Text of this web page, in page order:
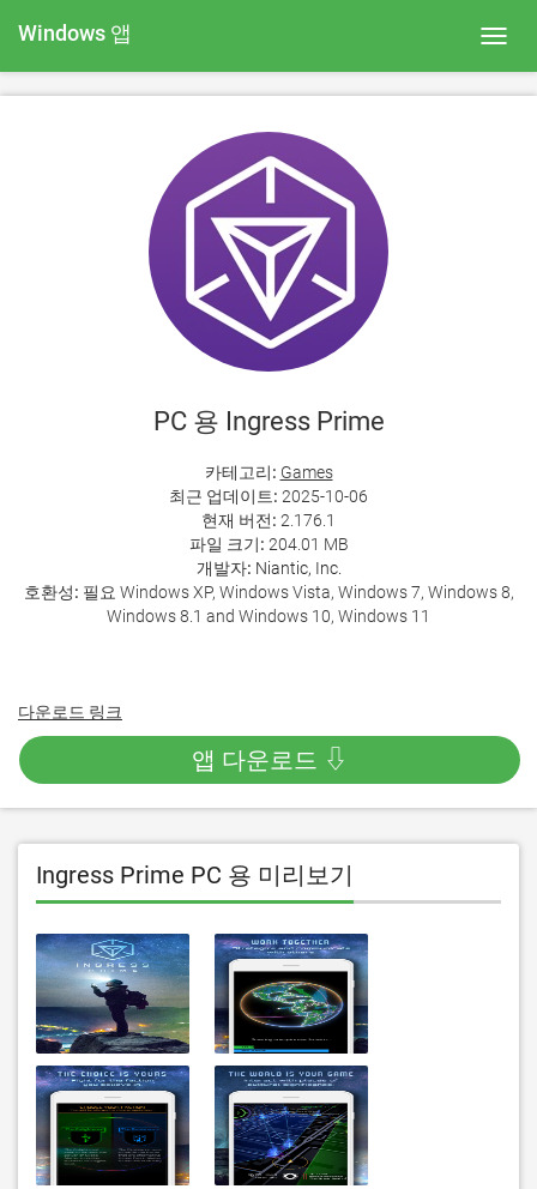
Windows 앱
PC 용 Ingress Prime
카테고리: Games
최근 업데이트: 2025-10-06
현재 버전: 2.176.1
파일 크기: 204.01 MB
개발자: Niantic, Inc.
호환성: 필요 Windows XP, Windows Vista, Windows 7, Windows 8,
Windows 8.1 and Windows 10, Windows 11
다운로드 링크
앱 다운로드 ⇩
Ingress Prime PC 용 미리보기